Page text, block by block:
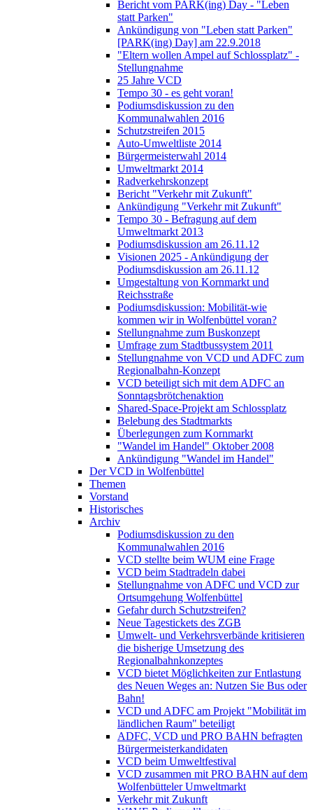
Bericht vom PARK(ing) Day - "Leben
statt Parken"
Ankündigung von "Leben statt Parken"
[PARK(ing) Day] am 22.9.2018
"Eltern wollen Ampel auf Schlossplatz" -
Stellungnahme
25 Jahre VCD
Tempo 30 - es geht voran!
Podiumsdiskussion zu den
Kommunalwahlen 2016
Schutzstreifen 2015
Auto-Umweltliste 2014
Bürgermeisterwahl 2014
Umweltmarkt 2014
Radverkehrskonzept
Bericht "Verkehr mit Zukunft"
Ankündigung "Verkehr mit Zukunft"
Tempo 30 - Befragung auf dem
Umweltmarkt 2013
Podiumsdiskussion am 26.11.12
Visionen 2025 - Ankündigung der
Podiumsdiskussion am 26.11.12
Umgestaltung von Kornmarkt und
Reichsstraße
Podiumsdiskussion: Mobilität-wie
kommen wir in Wolfenbüttel voran?
Stellungnahme zum Buskonzept
Umfrage zum Stadtbussystem 2011
Stellungnahme von VCD und ADFC zum
Regionalbahn-Konzept
VCD beteiligt sich mit dem ADFC an
Sonntagsbrötchenaktion
Shared-Space-Projekt am Schlossplatz
Belebung des Stadtmarkts
Überlegungen zum Kornmarkt
"Wandel im Handel" Oktober 2008
Ankündigung "Wandel im Handel"
Der VCD in Wolfenbüttel
Themen
Vorstand
Historisches
Archiv
Podiumsdiskussion zu den
Kommunalwahlen 2016
VCD stellte beim WUM eine Frage
VCD beim Stadtradeln dabei
Stellungnahme von ADFC und VCD zur
Ortsumgehung Wolfenbüttel
Gefahr durch Schutzstreifen?
Neue Tagestickets des ZGB
Umwelt- und Verkehrsverbände kritisieren
die bisherige Umsetzung des
Regionalbahnkonzeptes
VCD bietet Möglichkeiten zur Entlastung
des Neuen Weges an: Nutzen Sie Bus oder
Bahn!
VCD und ADFC am Projekt "Mobilität im
ländlichen Raum" beteiligt
ADFC, VCD und PRO BAHN befragten
Bürgermeisterkandidaten
VCD beim Umweltfestival
VCD zusammen mit PRO BAHN auf dem
Wolfenbütteler Umweltmarkt
Verkehr mit Zukunft